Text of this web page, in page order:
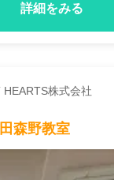
詳細をみる
株式会社
森野教室